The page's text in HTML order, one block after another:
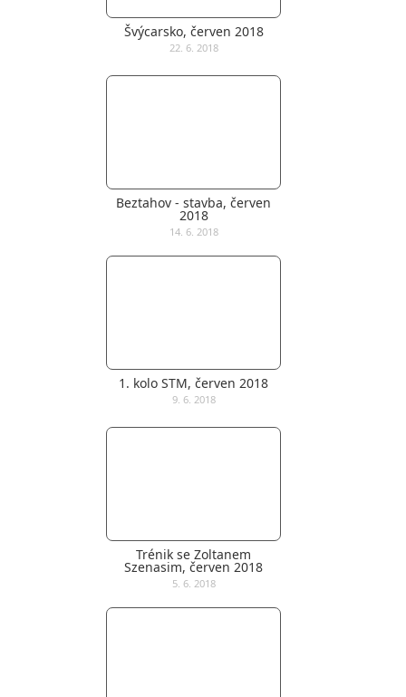
Švýcarsko, červen 2018
22. 6. 2018
Beztahov - stavba, červen
2018
14. 6. 2018
1. kolo STM, červen 2018
9. 6. 2018
Trénik se Zoltanem
Szenasim, červen 2018
5. 6. 2018